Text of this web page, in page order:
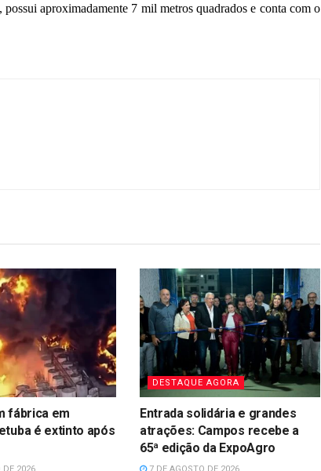
aproximadamente 7 mil metros quadrados e conta com o
fábrica em
é extinto após
DESTAQUE AGORA
Entrada solidária e grandes
atrações: Campos recebe a
65ª edição da ExpoAgro